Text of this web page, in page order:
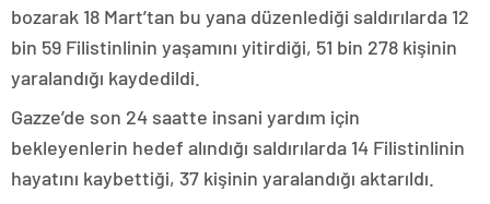
bozarak 18 Mart’tan bu yana düzenlediği saldırılarda 12
bin 59 Filistinlinin yaşamını yitirdiği, 51 bin 278 kişinin
yaralandığı kaydedildi.
Gazze’de son 24 saatte insani yardım için
bekleyenlerin hedef alındığı saldırılarda 14 Filistinlinin
hayatını kaybettiği, 37 kişinin yaralandığı aktarıldı.